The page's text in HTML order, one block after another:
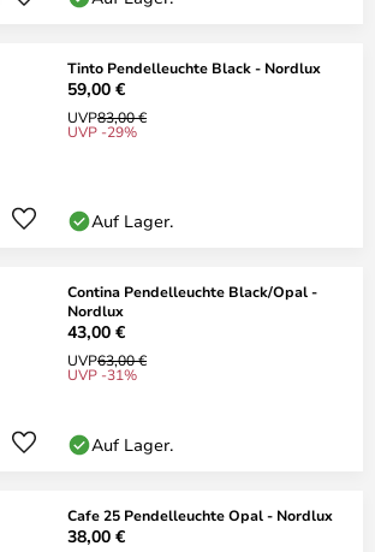
Tinto Pendelleuchte Black - Nordlux
59,00 €
UVP83,00 €
UVP -29%
Auf Lager.
Contina Pendelleuchte Black/Opal -
Nordlux
43,00 €
UVP63,00 €
UVP -31%
Auf Lager.
Cafe 25 Pendelleuchte Opal - Nordlux
38,00 €